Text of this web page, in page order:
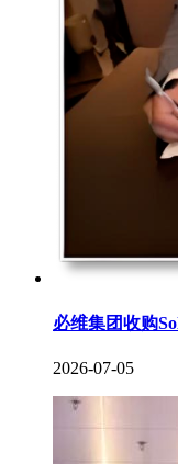
必维集团收购
2026-07-05